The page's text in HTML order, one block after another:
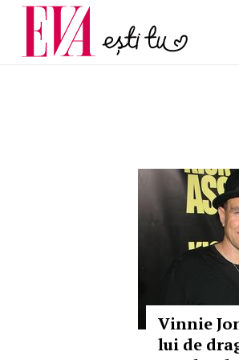
Vinnie
lui de
Carieră
Actualitate